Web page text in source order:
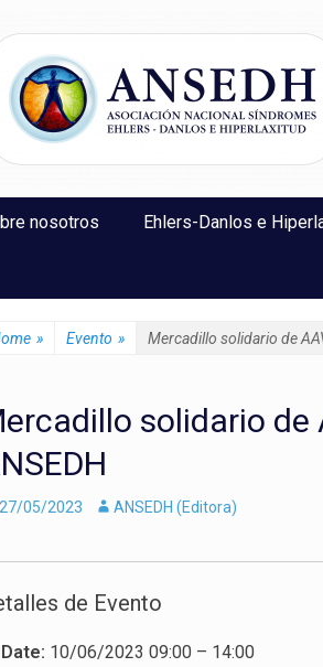
Principal
nosotros Ehlers-Danlos e
» Evento » Mercadillo solidario de
solidario de
27/05/2023 AutorANSEDH (Editora)
de Evento
Date: 10/06/2023 09:00 – 14:00